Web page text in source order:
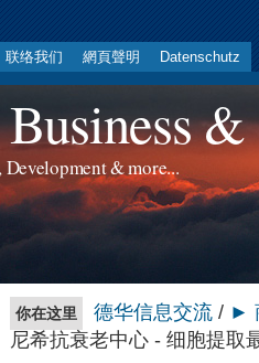
联络我们 網頁聲明 Datenschutz
& more...
你在这里 德华信息交流 / ►
尼希抗衰老中心 - 细胞提取